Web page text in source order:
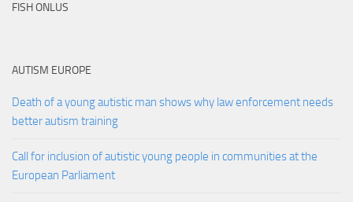
FISH ONLUS
AUTISM EUROPE
Death of a young autistic man shows why law enforcement needs
better autism training
Call for inclusion of autistic young people in communities at the
European Parliament